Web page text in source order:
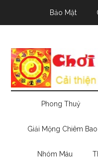
Bảo Mật
Phong Thuỷ
Giải Mộng Chiêm Bao
Nhóm Máu